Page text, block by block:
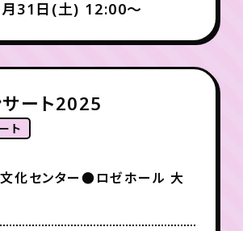
31日(土) 12:00〜
ート2025
ト
化センター●ロゼホール 大